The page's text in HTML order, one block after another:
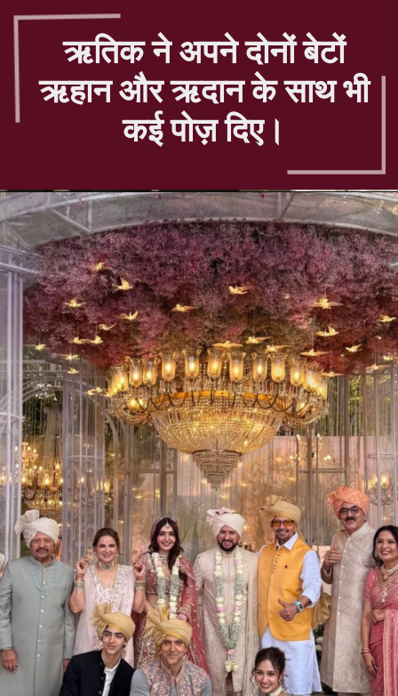
ऋतिक ने अपने दोनों बेटों
ऋहान और ऋदान के साथ भी
कई पोज़ दिए।